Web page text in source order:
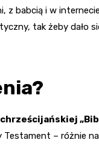
z babcią i w
tak żeby dało
– różnie